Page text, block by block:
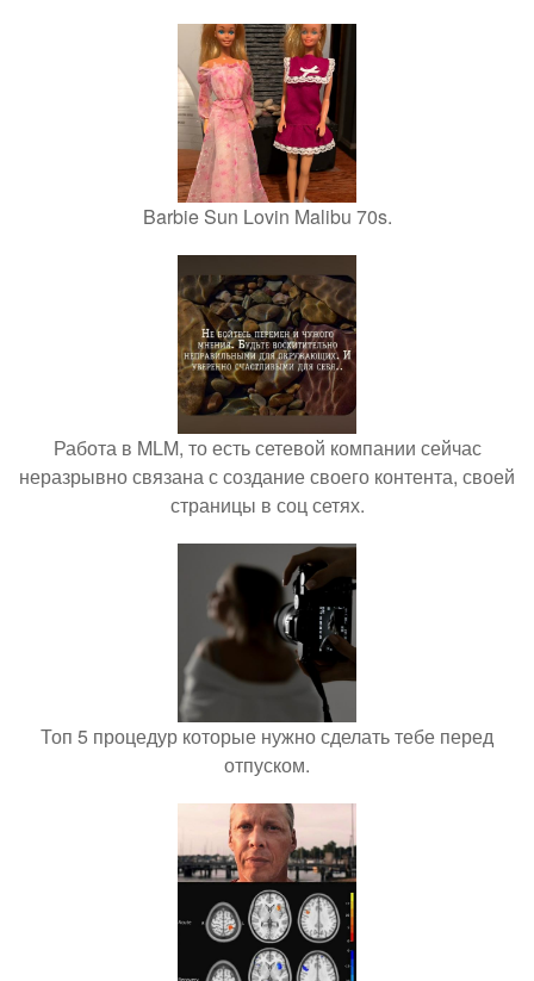
Barbie Sun Lovin Malibu 70s.
Работа в MLM, то есть сетевой компании сейчас
неразрывно связана с создание своего контента, своей
страницы в соц сетях.
Топ 5 процедур которые нужно сделать тебе перед
отпуском.